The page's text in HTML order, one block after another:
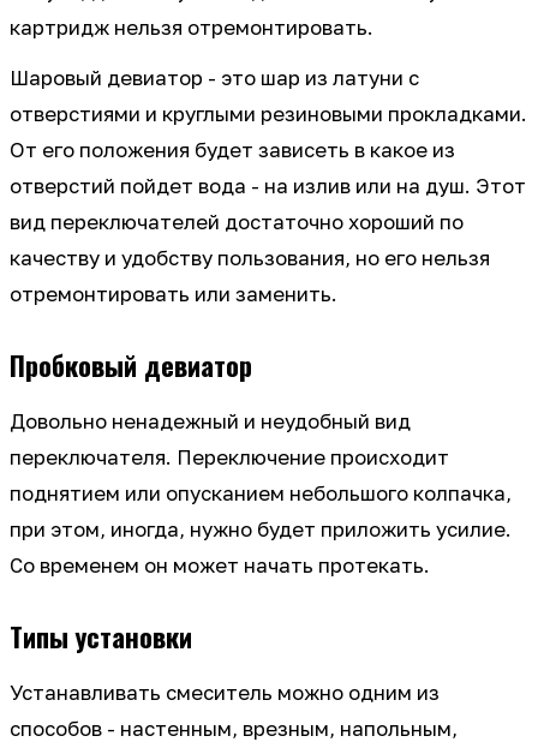
картридж нельзя отремонтировать.
Шаровый девиатор - это шар из латуни с
отверстиями и круглыми резиновыми прокладками.
От его положения будет зависеть в какое из
отверстий пойдет вода - на излив или на душ. Этот
вид переключателей достаточно хороший по
качеству и удобству пользования, но его нельзя
отремонтировать или заменить.
Пробковый девиатор
Довольно ненадежный и неудобный вид
переключателя. Переключение происходит
поднятием или опусканием небольшого колпачка,
при этом, иногда, нужно будет приложить усилие.
Со временем он может начать протекать.
Типы установки
Устанавливать смеситель можно одним из
способов - настенным, врезным, напольным,